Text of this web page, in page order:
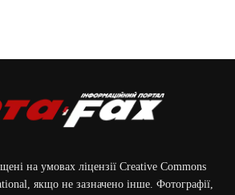
на умовах ліцензії Creative Commons
якщо не зазначено інше. Фотографії,